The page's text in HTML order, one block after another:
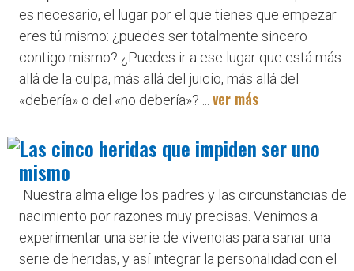
es necesario, el lugar por el que tienes que empezar
eres tú mismo: ¿puedes ser totalmente sincero
contigo mismo? ¿Puedes ir a ese lugar que está más
allá de la culpa, más allá del juicio, más allá del
«debería» o del «no debería»? ... ver más
Las cinco heridas que impiden ser uno
mismo
Nuestra alma elige los padres y las circunstancias de
nacimiento por razones muy precisas. Venimos a
experimentar una serie de vivencias para sanar una
serie de heridas, y así integrar la personalidad con el